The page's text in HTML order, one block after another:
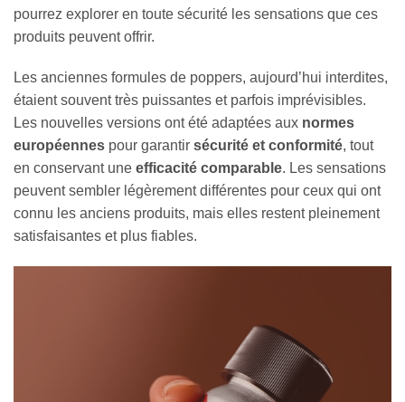
pourrez explorer en toute sécurité les sensations que ces
produits peuvent offrir.
Les anciennes formules de poppers, aujourd’hui interdites,
étaient souvent très puissantes et parfois imprévisibles.
Les nouvelles versions ont été adaptées aux normes
européennes pour garantir sécurité et conformité, tout
en conservant une efficacité comparable. Les sensations
peuvent sembler légèrement différentes pour ceux qui ont
connu les anciens produits, mais elles restent pleinement
satisfaisantes et plus fiables.